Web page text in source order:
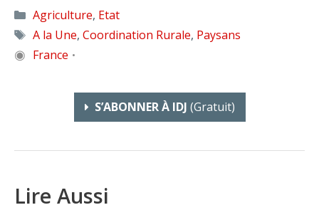
Catégories
Agriculture, Etat
Étiquettes
A la Une, Coordination Rurale, Paysans
◉ France •
S’ABONNER À IDJ (gratuit)
Lire Aussi